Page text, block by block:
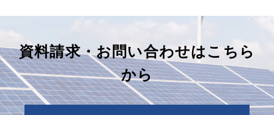
資料請求・お問い合わせはこちら
から